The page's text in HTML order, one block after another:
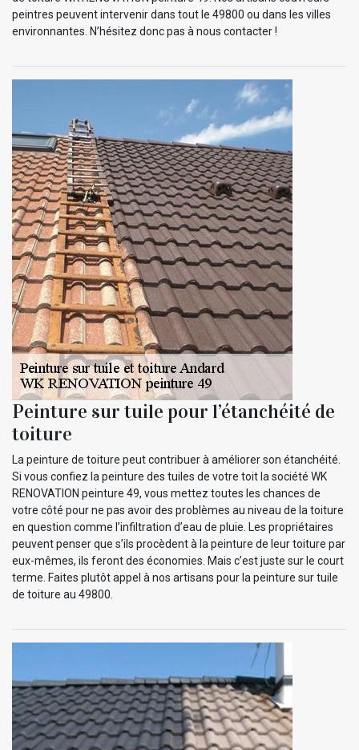
peintres peuvent intervenir dans tout le 49800 ou dans les villes
environnantes. N’hésitez donc pas à nous contacter !
Peinture sur tuile pour l’étanchéité de
toiture
La peinture de toiture peut contribuer à améliorer son étanchéité.
Si vous confiez la peinture des tuiles de votre toit la société WK
RENOVATION peinture 49, vous mettez toutes les chances de
votre côté pour ne pas avoir des problèmes au niveau de la toiture
en question comme l’infiltration d’eau de pluie. Les propriétaires
peuvent penser que s’ils procèdent à la peinture de leur toiture par
eux-mêmes, ils feront des économies. Mais c’est juste sur le court
terme. Faites plutôt appel à nos artisans pour la peinture sur tuile
de toiture au 49800.